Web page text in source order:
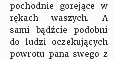
pochodnie gorejące w
rękach waszych. A
sami bądźcie podobni
do ludzi oczekujących
powrotu pana swego z